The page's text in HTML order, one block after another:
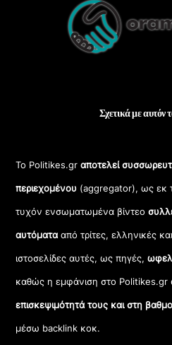
Σχετικά με αυτόν
Το Politikes.grαποτελεί
περιεχομένου (aggregator), ως εκ
τυχόν ενσωματωμένα βίντεο
αυτόματααπό τρίτες, ελληνικές
ιστοσελίδες αυτές, ως πηγές,
καθώς η εμφάνιση στο Politikes.gr
επισκεψιμότητά τους και στη
μέσω backlink κοκ.